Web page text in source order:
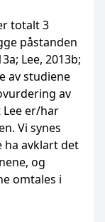
totalt 3
påstanden
Lee, 2013b;
av studiene
av
er/har
Vi synes
ha avklart det
og
omtales i